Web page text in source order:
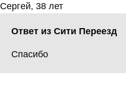
Сергей, 38 лет
Ответ из Сити Переезд
Спасибо